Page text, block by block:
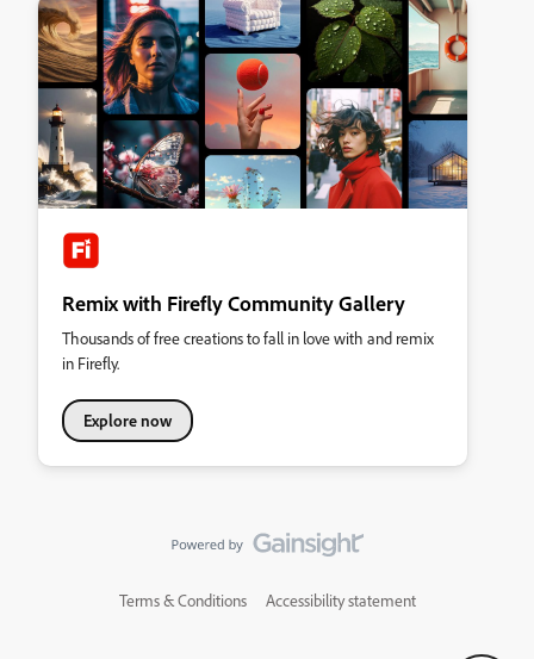
Remix with Firefly Community Gallery
Thousands of free creations to fall in love with and remix
in Firefly.
Explore now
Terms & Conditions Accessibility statement